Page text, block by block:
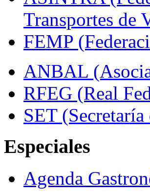
Transportes de
FEMP
ANBAL
RFEG (Real
SET
Especiales
Agenda